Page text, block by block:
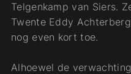
Telgenkamp van Siers.
Twente Eddy
nog even kort toe.
Alhoewel de